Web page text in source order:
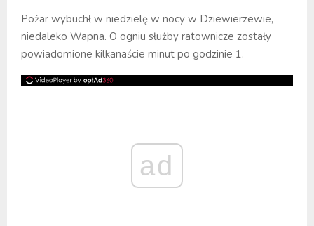
Pożar wybuchł w niedzielę w nocy w Dziewierzewie,
niedaleko Wapna. O ogniu służby ratownicze zostały
powiadomione kilkanaście minut po godzinie 1.
ad